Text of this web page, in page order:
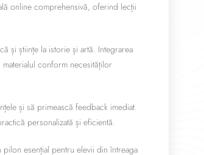
online comprehensivă, oferind lecții
și științe la istorie și artă. Integrarea
conform necesităților
și să primească feedback imediat.
personalizată și eficientă.
esențial pentru elevii din întreaga